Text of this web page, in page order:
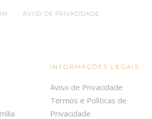
AVISO DE PRIVACIDADE
INFORMAÇÕES LEGAIS
Aviso de Privacidade
Termos e Políticas de
Privacidade